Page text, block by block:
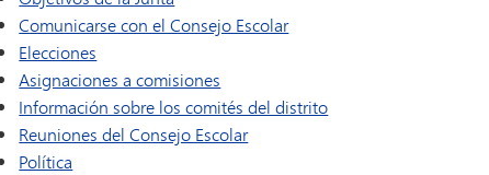
Comunicarse con el Consejo Escolar
Elecciones
Asignaciones a comisiones
Información sobre los comités del distrito
Reuniones del Consejo Escolar
Política